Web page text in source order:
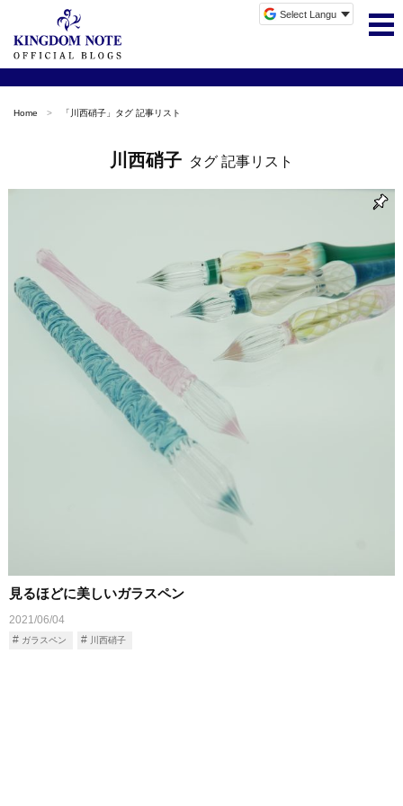
Home 「 川西硝子 」タグ 記事リスト
川西硝子 タグ 記事リスト
見るほどに美しいガラスペン
2021/06/04
ガラスペン 川西硝子